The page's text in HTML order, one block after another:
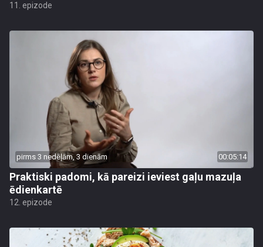
11. epizode
pirms 3 nedēļām, 3 dienām 00:05:14
Praktiski padomi, kā pareizi ieviest gaļu mazuļa
ēdienkartē
12. epizode